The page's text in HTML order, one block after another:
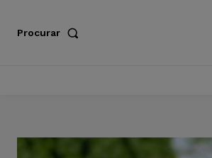
Procurar